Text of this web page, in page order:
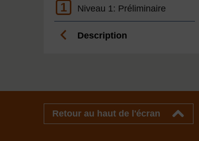
1 Niveau 1: Préliminaire
Description
Retour au haut de l'écran